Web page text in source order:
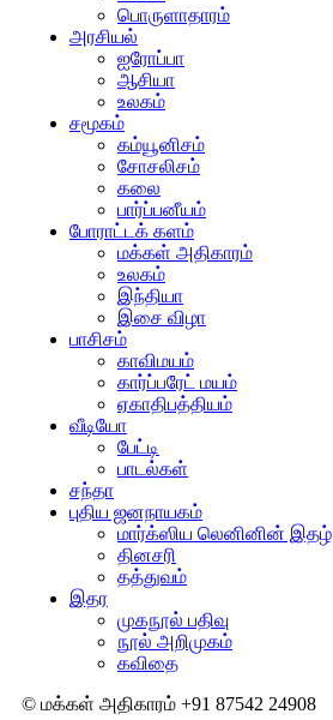
பொருளாதாரம்
அரசியல்
ஐரோப்பா
ஆசியா
உலகம்
சமூகம்
கம்யூனிசம்
சோசலிசம்
கலை
பார்ப்பனீயம்
போராட்டக் களம்
மக்கள் அதிகாரம்
உலகம்
இந்தியா
இசை விழா
பாசிசம்
காவிமயம்
கார்ப்பரேட் மயம்
ஏகாதிபத்தியம்
வீடியோ
பேட்டி
பாடல்கள்
சந்தா
புதிய ஜனநாயகம்
மார்க்ஸிய லெனினின் இதழ்
தினசரி
தத்துவம்
இதர
முகநூல் பதிவு
நூல் அறிமுகம்
கவிதை
© மக்கள் அதிகாரம் +91 87542 24908